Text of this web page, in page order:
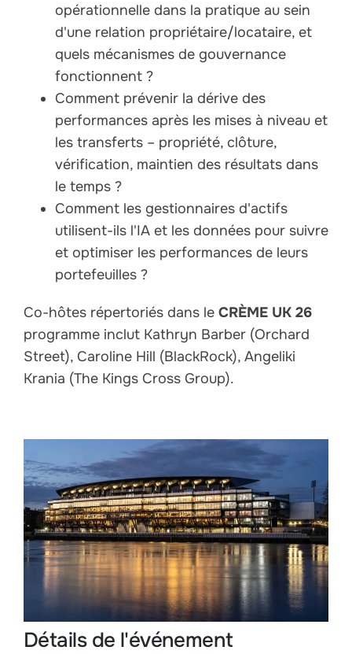
opérationnelle dans la pratique au sein
d'une relation propriétaire/locataire, et
quels mécanismes de gouvernance
fonctionnent ?
Comment prévenir la dérive des
performances après les mises à niveau et
les transferts – propriété, clôture,
vérification, maintien des résultats dans
le temps ?
Comment les gestionnaires d'actifs
utilisent-ils l'IA et les données pour suivre
et optimiser les performances de leurs
portefeuilles ?
Co-hôtes répertoriés dans le CRÈME UK 26
programme inclut Kathryn Barber (Orchard
Street), Caroline Hill (BlackRock), Angeliki
Krania (The Kings Cross Group).
Détails de l'événement